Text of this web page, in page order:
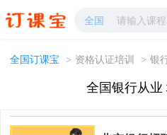
银行从业培训-银行从业学校哪家好?-
全国
全国订课宝 > 资格认证培训 > 银
全国银行从业